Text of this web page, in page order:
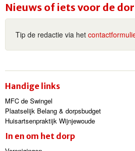
Nieuws of iets voor de
Tip de redactie via het
Handige links
MFC de Swingel
Plaatselijk Belang & dorpsbudget
Huisartsenpraktijk Wijnjewoude
In en om het dorp